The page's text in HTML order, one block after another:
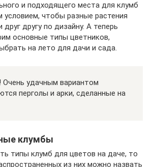
и подходящего места для клумб
условием, чтобы разные растения
другу по дизайну. А теперь
основные типы цветников,
на лето для дачи и сада.
удачным вариантом
перголы и арки, сделанные на
клумбы
типы клумб для цветов на даче, то
из них можно назвать